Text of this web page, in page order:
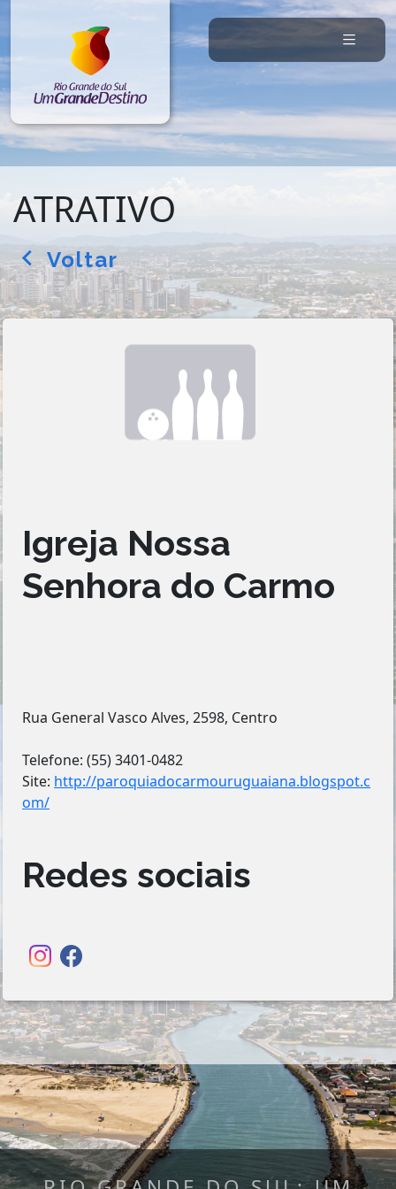
ATRATIVO
arrow_back_ios Voltar
Igreja Nossa
Senhora do Carmo
Rua General Vasco Alves, 2598, Centro
Telefone: (55) 3401-0482
Site: http://paroquiadocarmouruguaiana.blogspot.c
om/
Redes sociais